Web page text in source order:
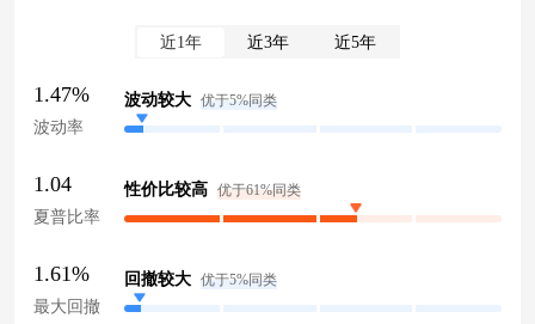
近1年 近3年 近5年
1.47%
波动率
波动较大 优于5%同类
1.04
夏普比率
性价比较高 优于61%同类
1.61%
最大回撤
回撤较大 优于5%同类